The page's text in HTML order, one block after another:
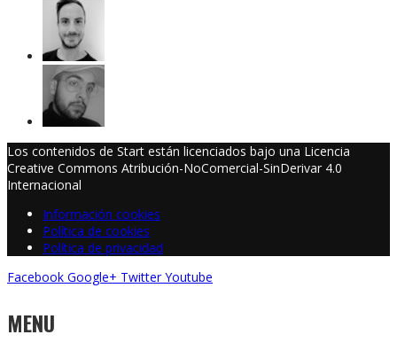
Los contenidos de Start están licenciados bajo una Licencia
Creative Commons Atribución-NoComercial-SinDerivar 4.0
Internacional
Información cookies
Política de cookies
Política de privacidad
Facebook Google+ Twitter Youtube
MENU